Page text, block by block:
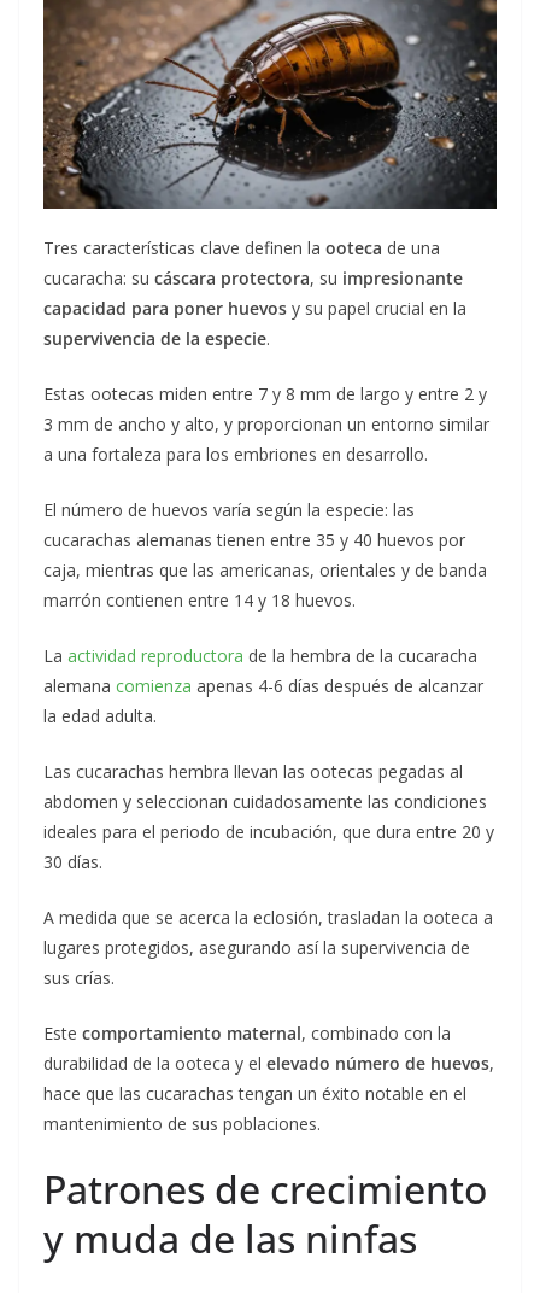
Tres características clave definen la ooteca de una
cucaracha: su cáscara protectora, su impresionante
capacidad para poner huevos y su papel crucial en la
supervivencia de la especie.
Estas ootecas miden entre 7 y 8 mm de largo y entre 2 y
3 mm de ancho y alto, y proporcionan un entorno similar
a una fortaleza para los embriones en desarrollo.
El número de huevos varía según la especie: las
cucarachas alemanas tienen entre 35 y 40 huevos por
caja, mientras que las americanas, orientales y de banda
marrón contienen entre 14 y 18 huevos.
La actividad reproductora de la hembra de la cucaracha
alemana comienza apenas 4-6 días después de alcanzar
la edad adulta.
Las cucarachas hembra llevan las ootecas pegadas al
abdomen y seleccionan cuidadosamente las condiciones
ideales para el periodo de incubación, que dura entre 20 y
30 días.
A medida que se acerca la eclosión, trasladan la ooteca a
lugares protegidos, asegurando así la supervivencia de
sus crías.
Este comportamiento maternal, combinado con la
durabilidad de la ooteca y el elevado número de huevos,
hace que las cucarachas tengan un éxito notable en el
mantenimiento de sus poblaciones.
Patrones de crecimiento
y muda de las ninfas